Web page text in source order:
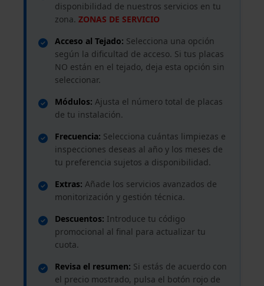
disponibilidad de nuestros servicios en tu
zona. ZONAS DE SERVICIO
Acceso al Tejado: Selecciona una opción
según la dificultad de acceso. Si tus placas
NO están en el tejado, deja esta opción sin
seleccionar.
Módulos: Ajusta el número total de placas
de tu instalación.
Frecuencia: Selecciona cuántas limpiezas e
inspecciones deseas al año y los meses de
tu preferencia sujetos a disponibilidad.
Extras: Añade los servicios avanzados de
monitorización y gestión técnica.
Descuentos: Introduce tu código
promocional al final para actualizar tu
cuota.
Revisa el resumen: Si estás de acuerdo con
el precio mostrado, pulsa el botón rojo de